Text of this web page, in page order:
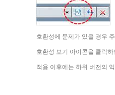
호환성에 문제가 있을 경우
호환성 보기 아이콘을 클릭
적용 이후에는 하위 버전의